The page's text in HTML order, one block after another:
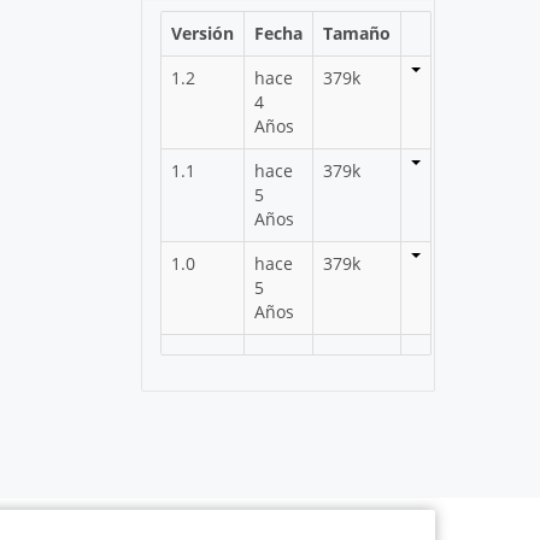
Versión Fecha
Tamaño
1.2
hace
4
Años
379k
1.1
hace
5
Años
379k
1.0
hace
5
Años
379k